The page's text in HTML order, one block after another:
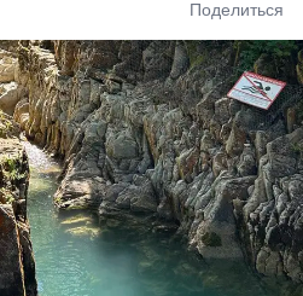
Поделиться